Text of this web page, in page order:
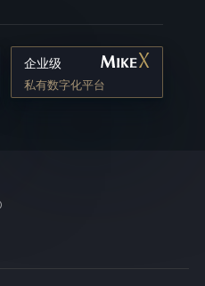
企业级
私有数字化平台